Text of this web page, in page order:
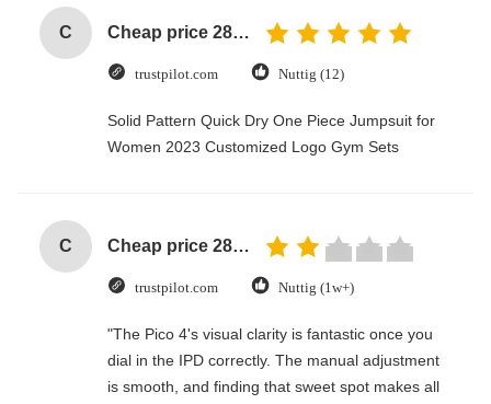
C Cheap price 28mm Aluminium Curtain Rod 1.2mm thickness with plastic final
trustpilot.com Nuttig (12)
Solid Pattern Quick Dry One Piece Jumpsuit for
Women 2023 Customized Logo Gym Sets
C Cheap price 28mm Aluminium Curtain Rod 1.2mm thickness with plastic final
trustpilot.com Nuttig (1w+)
"The Pico 4's visual clarity is fantastic once you
dial in the IPD correctly. The manual adjustment
is smooth, and finding that sweet spot makes all